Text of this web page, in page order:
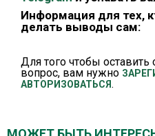
Информация для тех,
делать выводы сам:
Для того чтобы
вопрос, вам нужно
АВТОРИЗОВАТЬСЯ.